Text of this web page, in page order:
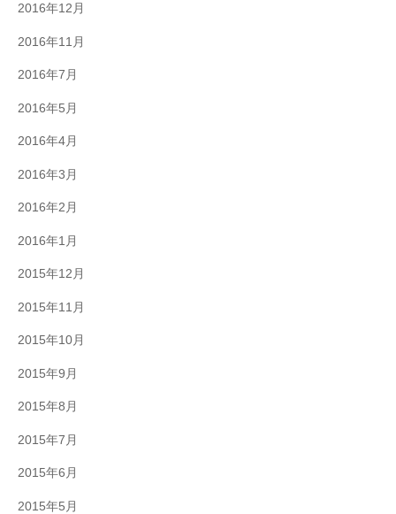
2016年12月
2016年11月
2016年7月
2016年5月
2016年4月
2016年3月
2016年2月
2016年1月
2015年12月
2015年11月
2015年10月
2015年9月
2015年8月
2015年7月
2015年6月
2015年5月